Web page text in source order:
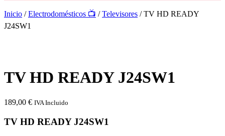
Inicio /Electrodomésticos 📺 /Televisores / TV HD READY
J24SW1
TV HD READY J24SW1
189,00 € IVA Incluido
TV HD READY J24SW1